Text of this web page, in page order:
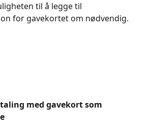
til å legge til
for gavekortet om nødvendig.
med gavekort som